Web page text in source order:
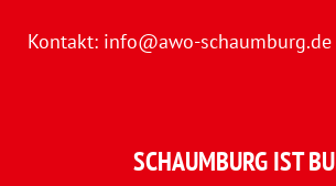
Kontakt: info@awo-schaumburg.de
SCHAUMBURG IST